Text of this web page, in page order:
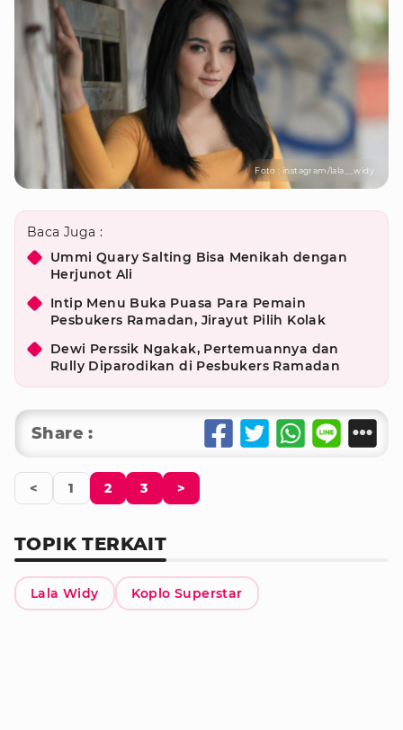
Foto : instagram/lala__widy
Baca Juga :
Ummi Quary Salting Bisa Menikah dengan
Herjunot Ali
Intip Menu Buka Puasa Para Pemain
Pesbukers Ramadan, Jirayut Pilih Kolak
Dewi Perssik Ngakak, Pertemuannya dan
Rully Diparodikan di Pesbukers Ramadan
Share :
< 1 2 3 >
TOPIK TERKAIT
Lala Widy Koplo Superstar